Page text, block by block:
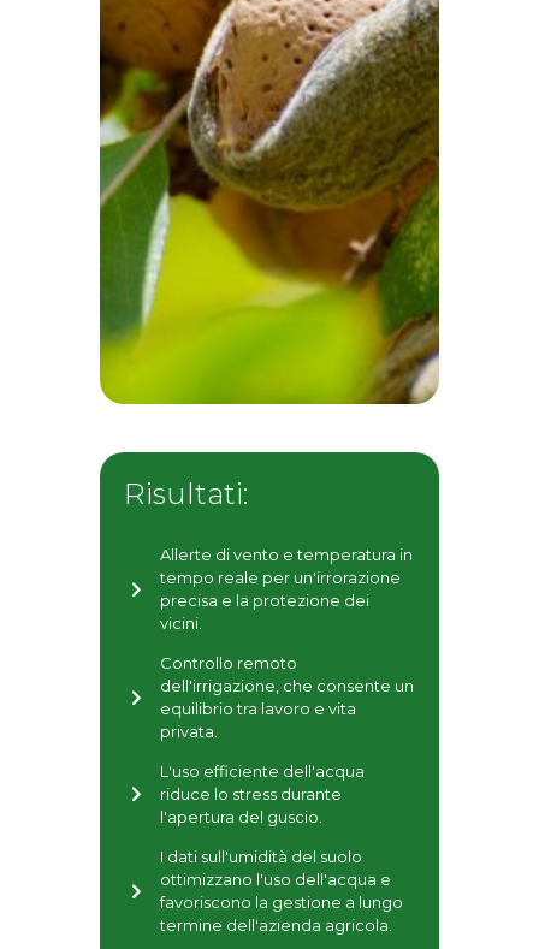
Risultati:
Allerte di vento e temperatura in
tempo reale per un'irrorazione
precisa e la protezione dei
vicini.
Controllo remoto
dell'irrigazione, che consente un
equilibrio tra lavoro e vita
privata.
L'uso efficiente dell'acqua
riduce lo stress durante
l'apertura del guscio.
I dati sull'umidità del suolo
ottimizzano l'uso dell'acqua e
favoriscono la gestione a lungo
termine dell'azienda agricola.